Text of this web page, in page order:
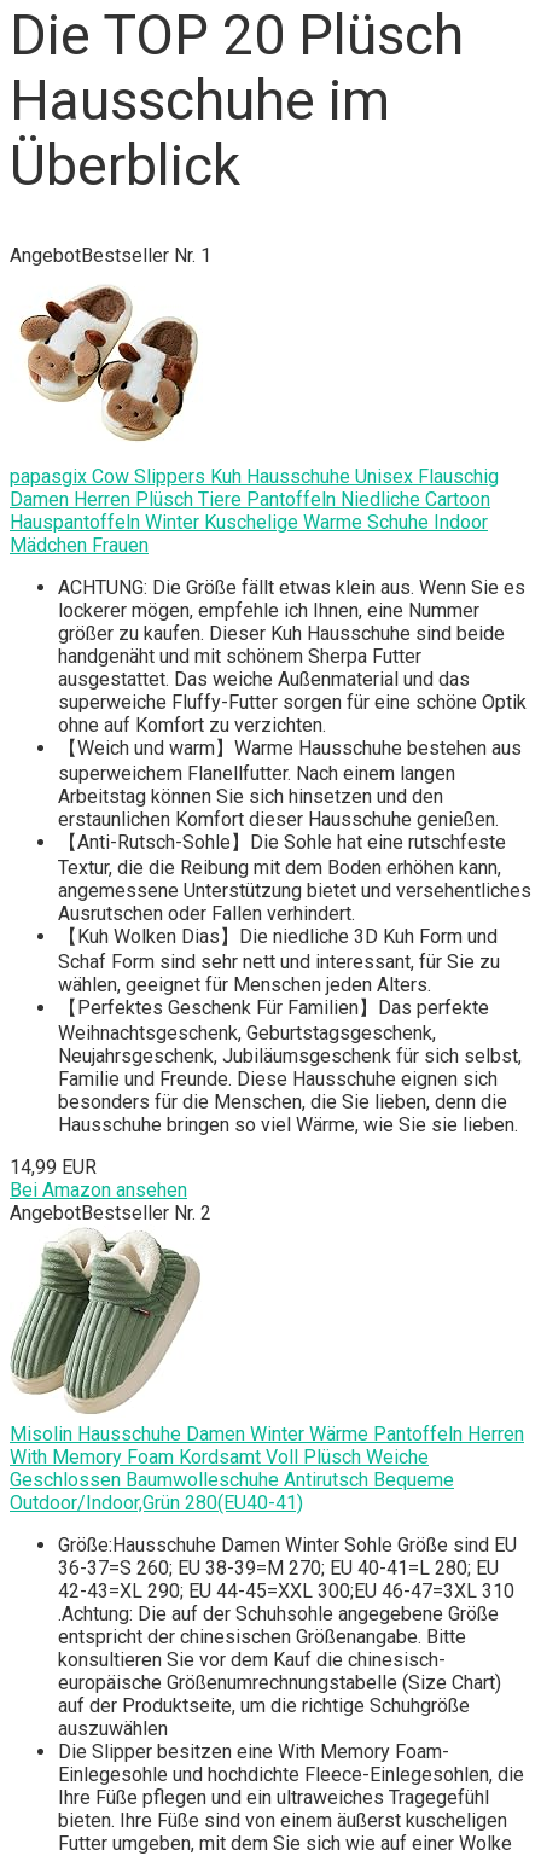
Die TOP 20 Plüsch
Hausschuhe im
Überblick
AngebotBestseller Nr. 1
papasgix Cow Slippers Kuh Hausschuhe Unisex Flauschig
Damen Herren Plüsch Tiere Pantoffeln Niedliche Cartoon
Hauspantoffeln Winter Kuschelige Warme Schuhe Indoor
Mädchen Frauen
ACHTUNG: Die Größe fällt etwas klein aus. Wenn Sie es
lockerer mögen, empfehle ich Ihnen, eine Nummer
größer zu kaufen. Dieser Kuh Hausschuhe sind beide
handgenäht und mit schönem Sherpa Futter
ausgestattet. Das weiche Außenmaterial und das
superweiche Fluffy-Futter sorgen für eine schöne Optik
ohne auf Komfort zu verzichten.
【Weich und warm】Warme Hausschuhe bestehen aus
superweichem Flanellfutter. Nach einem langen
Arbeitstag können Sie sich hinsetzen und den
erstaunlichen Komfort dieser Hausschuhe genießen.
【Anti-Rutsch-Sohle】Die Sohle hat eine rutschfeste
Textur, die die Reibung mit dem Boden erhöhen kann,
angemessene Unterstützung bietet und versehentliches
Ausrutschen oder Fallen verhindert.
【Kuh Wolken Dias】Die niedliche 3D Kuh Form und
Schaf Form sind sehr nett und interessant, für Sie zu
wählen, geeignet für Menschen jeden Alters.
【Perfektes Geschenk Für Familien】Das perfekte
Weihnachtsgeschenk, Geburtstagsgeschenk,
Neujahrsgeschenk, Jubiläumsgeschenk für sich selbst,
Familie und Freunde. Diese Hausschuhe eignen sich
besonders für die Menschen, die Sie lieben, denn die
Hausschuhe bringen so viel Wärme, wie Sie sie lieben.
14,99 EUR
Bei Amazon ansehen
AngebotBestseller Nr. 2
Misolin Hausschuhe Damen Winter Wärme Pantoffeln Herren
With Memory Foam Kordsamt Voll Plüsch Weiche
Geschlossen Baumwolleschuhe Antirutsch Bequeme
Outdoor/Indoor,Grün 280(EU40-41)
Größe:Hausschuhe Damen Winter Sohle Größe sind EU
36-37=S 260; EU 38-39=M 270; EU 40-41=L 280; EU
42-43=XL 290; EU 44-45=XXL 300;EU 46-47=3XL 310
.Achtung: Die auf der Schuhsohle angegebene Größe
entspricht der chinesischen Größenangabe. Bitte
konsultieren Sie vor dem Kauf die chinesisch-
europäische Größenumrechnungstabelle (Size Chart)
auf der Produktseite, um die richtige Schuhgröße
auszuwählen
Die Slipper besitzen eine With Memory Foam-
Einlegesohle und hochdichte Fleece-Einlegesohlen, die
Ihre Füße pflegen und ein ultraweiches Tragegefühl
bieten. Ihre Füße sind von einem äußerst kuscheligen
Futter umgeben, mit dem Sie sich wie auf einer Wolke